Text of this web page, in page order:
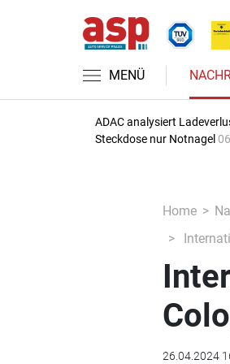
MENÜ
ADAC analysiert
Steckdose nur Notnagel
Home
26.04.2024